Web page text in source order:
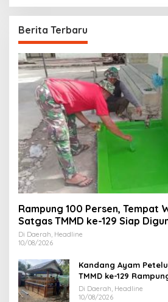
Berita Terbaru
Rampung 100 Persen, Tempat
Satgas TMMD ke-129 Siap
Di Daerah, Headline
10/08/2026
Kandang Ayam
TMMD ke-129
Dukung Kemandirian
Di Daerah, Headline
10/08/2026